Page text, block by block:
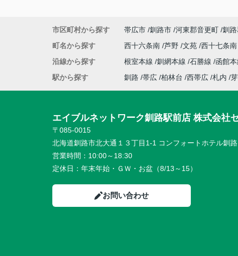
市区町村から探す 帯広市 釧路市 河東郡音更町 釧
町名から探す
西十六条南 芦野 文苑 西十七条南
沿線から探す
根室本線 釧網本線 石勝線
函館
駅から探す
釧路 帯広 柏林台 西帯広 札内
エイブルネットワーク釧路駅前店 株式会社
〒085-0015
北海道釧路市北大通１３丁目1-1 コンフォートホテル釧
営業時間： 10:00～18:30
定休日： 年末年始・ＧＷ・お盆（8/13～15）
お問い合わせ